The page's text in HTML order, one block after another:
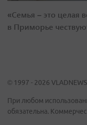
«Семья – это целая
в Приморье
© 1997 - 2026 VLADNEWS
При любом
обязательна.